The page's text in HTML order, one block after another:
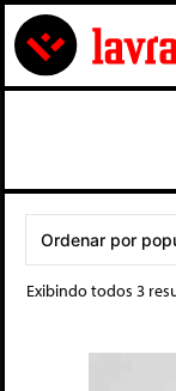
Exibindo todos 3